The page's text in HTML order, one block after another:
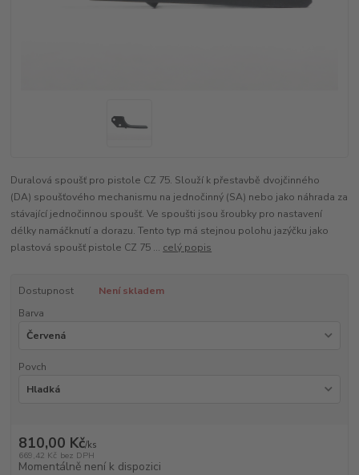
Duralová spoušť pro pistole CZ 75. Slouží k přestavbě dvojčinného
(DA) spoušťového mechanismu na jednočinný (SA) nebo jako náhrada za
stávající jednočinnou spoušť. Ve spoušti jsou šroubky pro nastavení
délky namáčknutí a dorazu. Tento typ má stejnou polohu jazýčku jako
plastová spoušť pistole CZ 75 ... celý popis
Dostupnost
Není skladem
Barva
Povch
810,00 Kč/ks
669,42 Kč bez DPH
Momentálně není k dispozici